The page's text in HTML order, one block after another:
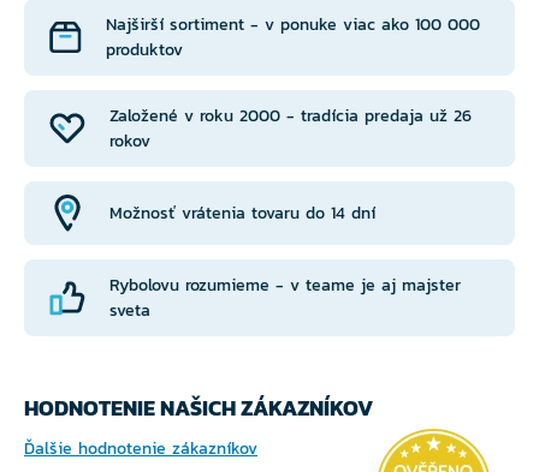
Založené v roku 2000 - tradícia predaja už 26
rokov
Možnosť vrátenia tovaru do 14 dní
Najširší sortiment - v ponuke viac ako 100 000
produktov
Rybolovu rozumieme - v teame je aj majster
sveta
HODNOTENIE NAŠICH ZÁKAZNÍKOV
Ďalšie hodnotenie zákazníkov